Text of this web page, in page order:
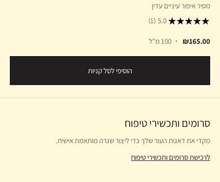
מסיר איפור עיניים עדין
5.0
(1)
₪165.00 100 מ"ל
הוסיפי לסל קניות
סרומים ותכשירי טיפוח
מקדי את דאגות העור שלך כדי ליצור שגרה מותאמת אישית.
לרכישת סרומים ותכשירי טיפוח